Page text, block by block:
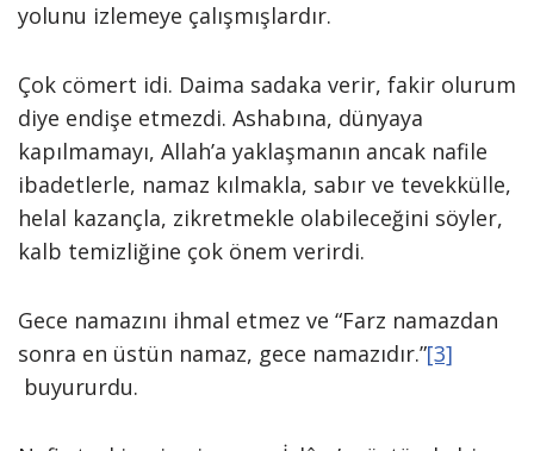
yolunu izlemeye çalışmışlardır.
Çok cömert idi. Daima sadaka verir, fakir olurum
diye endişe etmezdi. Ashabına, dünyaya
kapılmamayı, Allah’a yaklaşmanın ancak nafile
ibadetlerle, namaz kılmakla, sabır ve tevekkülle,
helal kazançla, zikretmekle olabileceğini söyler,
kalb temizliğine çok önem verirdi.
Gece namazını ihmal etmez ve “Farz namazdan
sonra en üstün namaz, gece namazıdır.”[3]
buyururdu.